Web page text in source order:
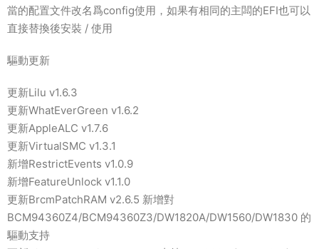
當的配置文件改名爲config使用，如果有相同的主闆的EFI也可以
直接替換後安裝 / 使用
驅動更新
更新Lilu v1.6.3
更新WhatEverGreen v1.6.2
更新AppleALC v1.7.6
更新VirtualSMC v1.3.1
新增RestrictEvents v1.0.9
新增FeatureUnlock v1.1.0
更新BrcmPatchRAM v2.6.5 新增對
BCM94360Z4/BCM94360Z3/DW1820A/DW1560/DW1830 的
驅動支持